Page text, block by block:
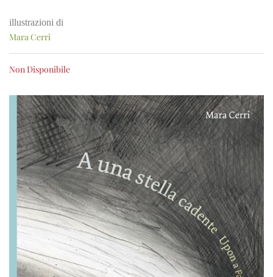
illustrazioni di
Mara Cerri
Non Disponibile